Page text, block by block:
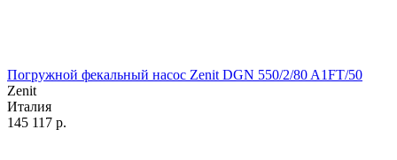
Погружной фекальный насос Zenit DGN 550/2/80 A1FT/50
Zenit
Италия
145 117 р.